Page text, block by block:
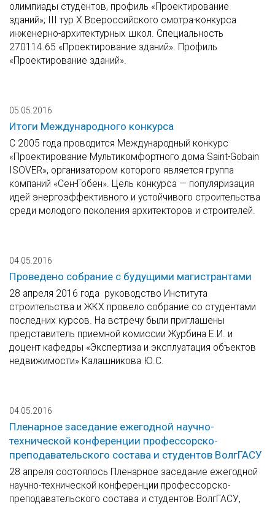
олимпиады студентов, профиль «Проектирование
зданий»; III тур X Всероссийского смотра-конкурса
инженерно-архитектурных школ. Специальность
270114.65 «Проектирование зданий». Профиль
«Проектирование зданий».
05.05.2016
Итоги Международного конкурса
С 2005 года проводится Международный конкурс
«Проектирование Мультикомфортного дома Saint-Gobain
ISOVER», организатором которого является группа
компаний «Сен-Гобен». Цель конкурса — популяризация
идей энергоэффективного и устойчивого строительства
среди молодого поколения архитекторов и строителей.
04.05.2016
Проведено собрание с будущими магистрантами
28 апреля 2016 года руководство Института
строительства и ЖКХ провело собрание со студентами
последних курсов. На встречу были приглашены
представитель приемной комиссии Журбина Е.И. и
доцент кафедры «Экспертиза и эксплуатация объектов
недвижимости» Калашникова Ю.С.
04.05.2016
Пленарное заседание ежегодной научно-
технической конференции профессорско-
преподавательского состава и студентов ВолгГАСУ
28 апреля состоялось Пленарное заседание ежегодной
научно-технической конференции профессорско-
преподавательского состава и студентов ВолгГАСУ,